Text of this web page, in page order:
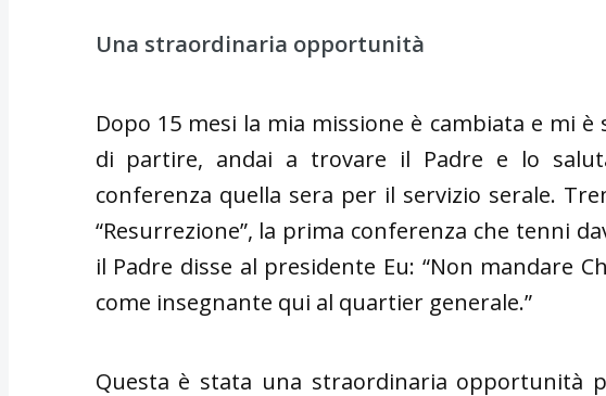
Una straordinaria opportunità
Dopo 15 mesi la mia missione è cambiata e mi
di partire, andai a trovare il Padre e lo
conferenza quella sera per il servizio serale.
“Resurrezione”, la prima conferenza che tenni
il Padre disse al presidente Eu: “Non mandare
come insegnante qui al quartier generale.”
Questa è stata una straordinaria opportunità